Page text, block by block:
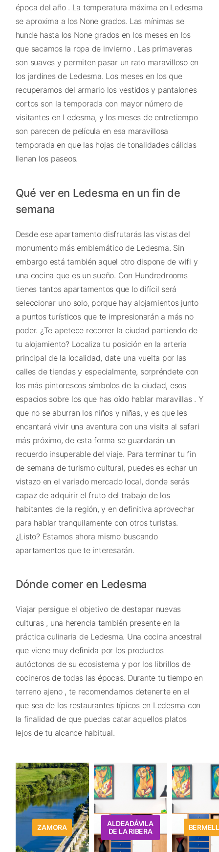
época del año . La temperatura máxima en Ledesma
se aproxima a los None grados. Las mínimas se
hunde hasta los None grados en los meses en los
que sacamos la ropa de invierno . Las primaveras
son suaves y permiten pasar un rato maravilloso en
los jardines de Ledesma. Los meses en los que
recuperamos del armario los vestidos y pantalones
cortos son la temporada con mayor número de
visitantes en Ledesma, y los meses de entretiempo
son parecen de película en esa maravillosa
temporada en que las hojas de tonalidades cálidas
llenan los paseos.
Qué ver en Ledesma en un fin de
semana
Desde ese apartamento disfrutarás las vistas del
monumento más emblemático de Ledesma. Sin
embargo está también aquel otro dispone de wifi y
una cocina que es un sueño. Con Hundredrooms
tienes tantos apartamentos que lo difícil será
seleccionar uno solo, porque hay alojamientos junto
a puntos turísticos que te impresionarán a más no
poder. ¿Te apetece recorrer la ciudad partiendo de
tu alojamiento? Localiza tu posición en la arteria
principal de la localidad, date una vuelta por las
calles de tiendas y especialmente, sorpréndete con
los más pintorescos símbolos de la ciudad, esos
espacios sobre los que has oído hablar maravillas . Y
que no se aburran los niños y niñas, y es que les
encantará vivir una aventura con una visita al safari
más próximo, de esta forma se guardarán un
recuerdo insuperable del viaje. Para terminar tu fin
de semana de turismo cultural, puedes es echar un
vistazo en el variado mercado local, donde serás
capaz de adquirir el fruto del trabajo de los
habitantes de la región, y en definitiva aprovechar
para hablar tranquilamente con otros turistas.
¿Listo? Estamos ahora mismo buscando
apartamentos que te interesarán.
Dónde comer en Ledesma
Viajar persigue el objetivo de destapar nuevas
culturas , una herencia también presente en la
práctica culinaria de Ledesma. Una cocina ancestral
que viene muy definida por los productos
autóctonos de su ecosistema y por los librillos de
cocineros de todas las épocas. Durante tu tiempo en
terreno ajeno , te recomendamos detenerte en el
que sea de los restaurantes típicos en Ledesma con
la finalidad de que puedas catar aquellos platos
lejos de tu alcance habitual.
ZAMORA
ALDEADÁVILA
DE LA RIBERA